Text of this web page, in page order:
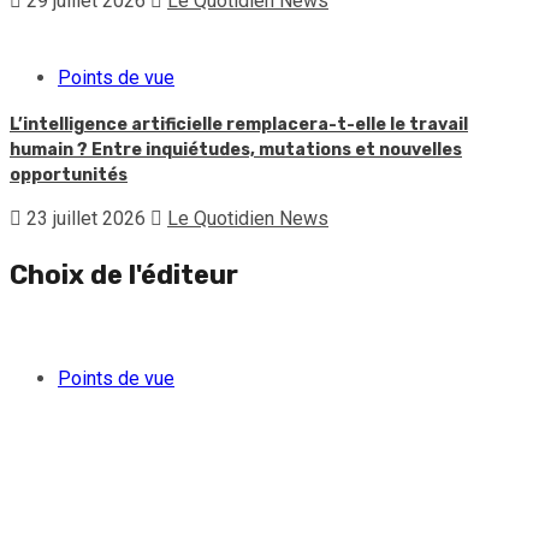
Points de vue
L’intelligence artificielle remplacera-t-elle le travail
humain ? Entre inquiétudes, mutations et nouvelles
opportunités
23 juillet 2026 Le Quotidien News
Choix de l'éditeur
Points de vue